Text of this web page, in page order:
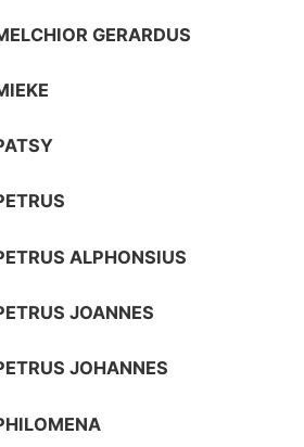
GERARDUS
ALPHONSIUS
JOANNES
JOHANNES